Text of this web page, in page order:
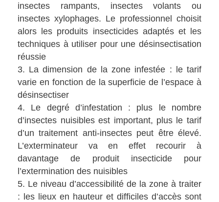
insectes rampants, insectes volants ou
insectes xylophages. Le professionnel choisit
alors les produits insecticides adaptés et les
techniques à utiliser pour une désinsectisation
réussie
La dimension de la zone infestée : le tarif
varie en fonction de la superficie de l’espace à
désinsectiser
Le degré d’infestation : plus le nombre
d’insectes nuisibles est important, plus le tarif
d’un traitement anti-insectes peut être élevé.
L’exterminateur va en effet recourir à
davantage de produit insecticide pour
l’extermination des nuisibles
Le niveau d’accessibilité de la zone à traiter
: les lieux en hauteur et difficiles d’accès sont